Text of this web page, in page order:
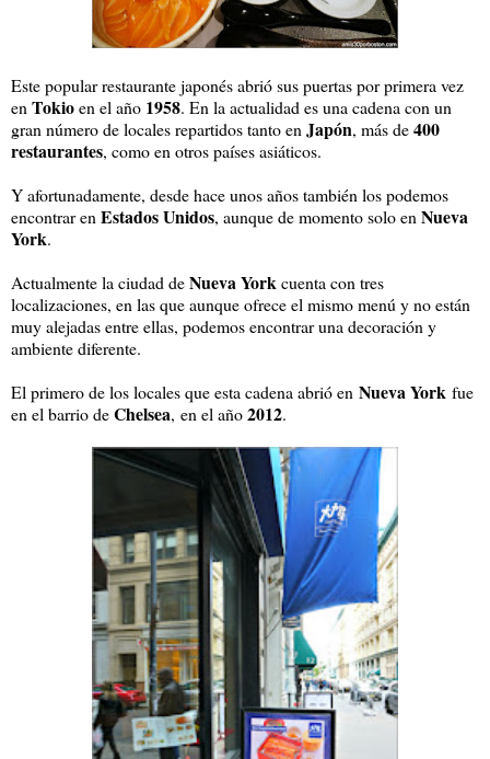
Este popular restaurante japonés abrió sus puertas por primera vez
en Tokioen el año 1958. En la actualidad es una cadena con un
gran número de locales repartidos tanto en Japón, más de400
restaurantes, como en otros países asiáticos.
Y afortunadamente, desde hace unos años también los podemos
encontrar en Estados Unidos, aunque de momento solo en Nueva
York.
Actualmente la ciudad deNueva Yorkcuenta con tres
localizaciones, en las que aunque ofrece el mismo menú y no están
muy alejadas entre ellas, podemos encontrar una decoración y
ambiente diferente.
El primero de los locales que esta cadena abrió en Nueva York fue
en el barrio deChelsea, en el año2012.